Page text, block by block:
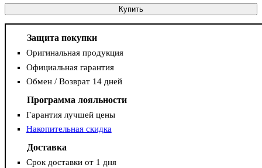
Купить
Защита покупки
Оригинальная продукция
Официальная гарантия
Обмен / Возврат 14 дней
Программа лояльности
Гарантия лучшей цены
Накопительная скидка
Доставка
Срок доставки от 1 дня